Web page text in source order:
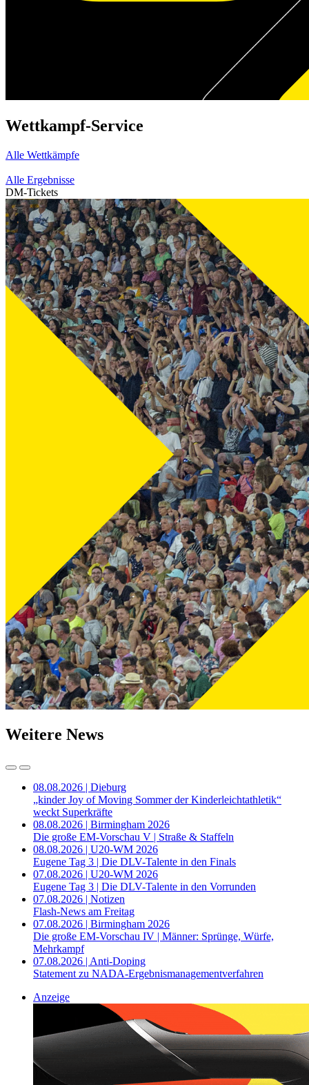
Wettkampf-Service
Alle Wettkämpfe
Alle Ergebnisse
DM-Tickets
Weitere News
08.08.2026 | Dieburg
„kinder Joy of Moving Sommer der Kinderleichtathletik“
weckt Superkräfte
08.08.2026 | Birmingham 2026
Die große EM-Vorschau V | Straße & Staffeln
08.08.2026 | U20-WM 2026
Eugene Tag 3 | Die DLV-Talente in den Finals
07.08.2026 | U20-WM 2026
Eugene Tag 3 | Die DLV-Talente in den Vorrunden
07.08.2026 | Notizen
Flash-News am Freitag
07.08.2026 | Birmingham 2026
Die große EM-Vorschau IV | Männer: Sprünge, Würfe,
Mehrkampf
07.08.2026 | Anti-Doping
Statement zu NADA-Ergebnismanagementverfahren
Anzeige